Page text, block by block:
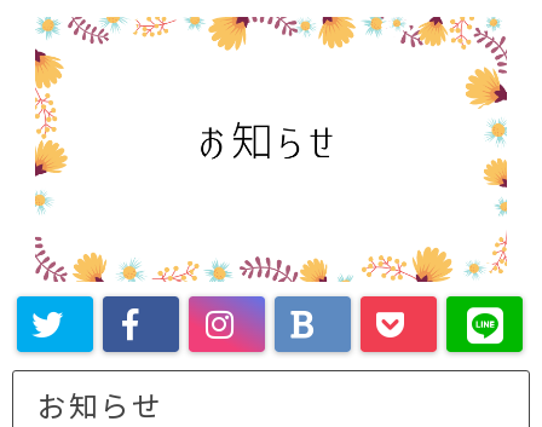
お知らせ